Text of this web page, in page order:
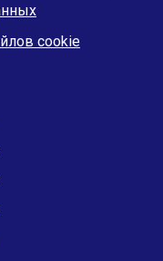
cookie